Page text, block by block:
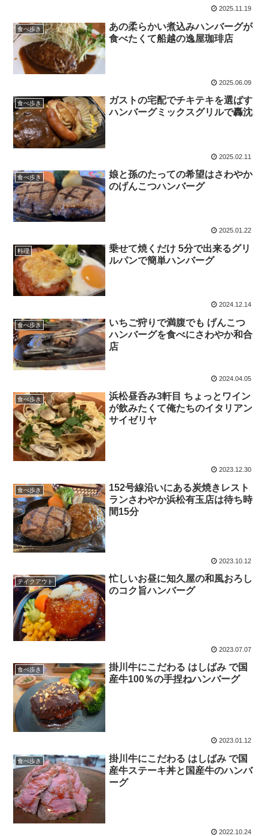
2025.11.19
食べ歩き
あの柔らかい煮込みハンバーグが
食べたくて船越の逸屋珈琲店
2025.06.09
食べ歩き
ガストの宅配でチキテキを選ばす
ハンバーグミックスグリルで轟沈
2025.02.11
食べ歩き
娘と孫のたっての希望はさわやか
のげんこつハンバーグ
2025.01.22
料理
乗せて焼くだけ 5分で出来るグリ
ルパンで簡単ハンバーグ
2024.12.14
食べ歩き
いちご狩りで満腹でも げんこつ
ハンバーグを食べにさわやか和合
店
2024.04.05
食べ歩き
浜松昼呑み3軒目 ちょっとワイン
が飲みたくて俺たちのイタリアン
サイゼリヤ
2023.12.30
食べ歩き
152号線沿いにある炭焼きレスト
ランさわやか浜松有玉店は待ち時
間15分
2023.10.12
テイクアウト
忙しいお昼に知久屋の和風おろし
のコク旨ハンバーグ
2023.07.07
食べ歩き
掛川牛にこだわる はしばみ で国
産牛100％の手捏ねハンバーグ
2023.01.12
食べ歩き
掛川牛にこだわる はしばみ で国
産牛ステーキ丼と国産牛のハンバ
ーグ
2022.10.24